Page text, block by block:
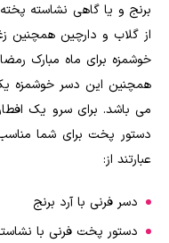
برنج و یا گاهی نشاسته
از گلاب و دارچین همچنین
خوشمزه برای ماه مبارک
همچنین این دسر خوشمزه
می باشد. برای سرو یک
دستور پخت برای شما مناسب
عبارتند از:
دسر فرنی با آرد برنج
دستور پخت فرنی با